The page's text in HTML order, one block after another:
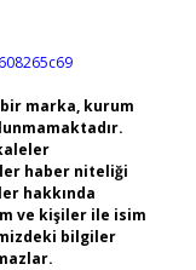
marka, kurum
haber niteliği
hakkında
ve kişiler ile isim
bilgiler